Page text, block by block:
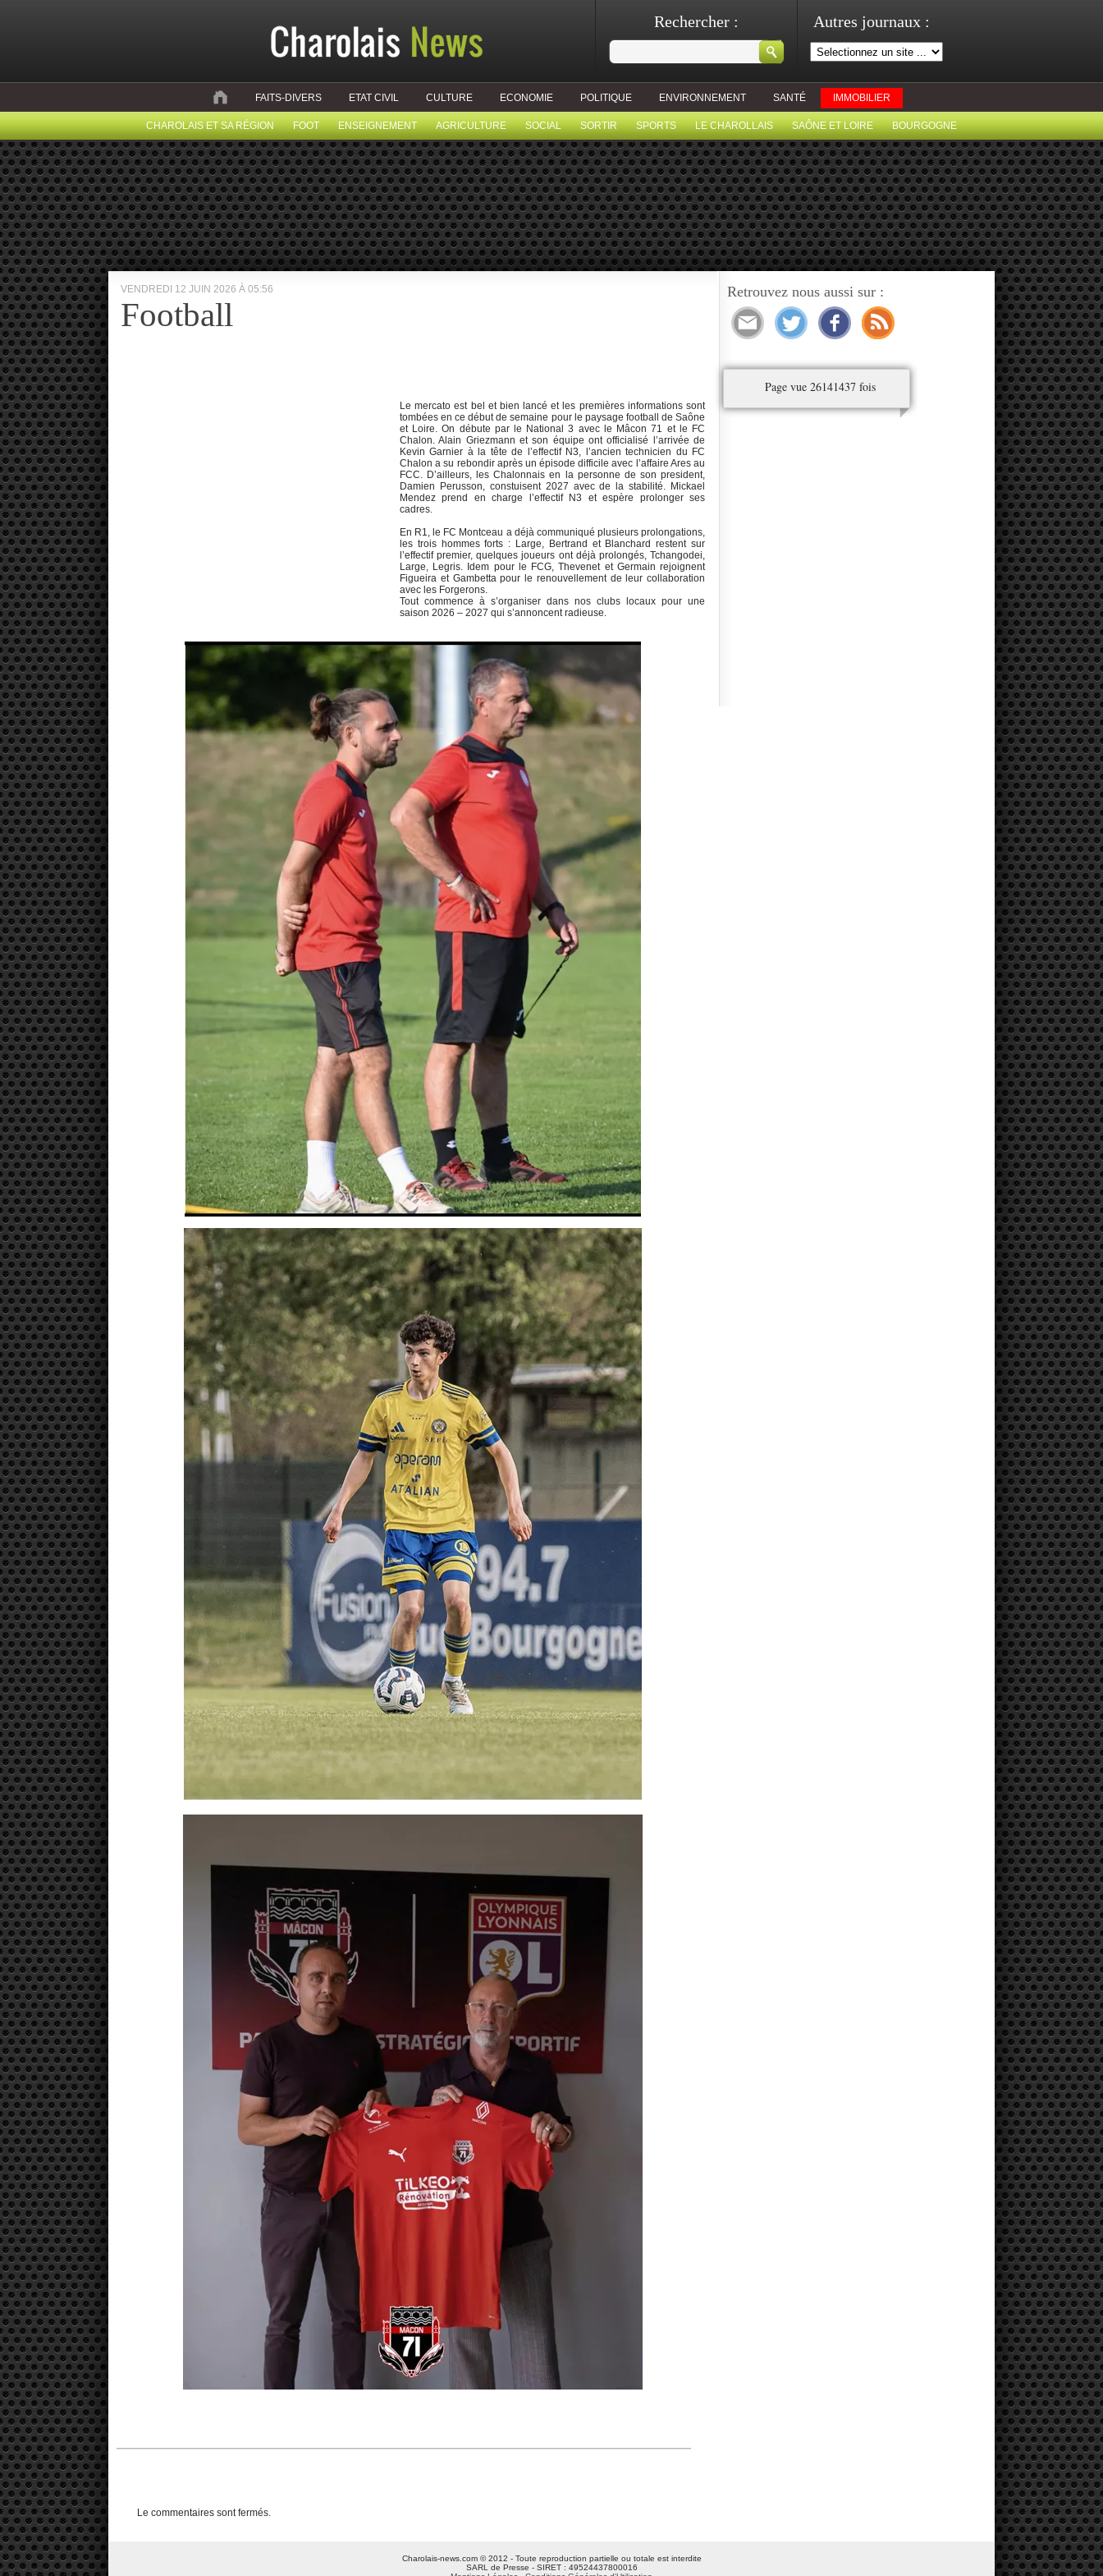
Autres journaux :
Rechercher :
FAITS-DIVERS ETAT CIVIL CULTURE ECONOMIE POLITIQUE ENVIRONNEMENT SANTÉ IMMOBILIER
CHAROLAIS ET SA RÉGION FOOT ENSEIGNEMENT AGRICULTURE SOCIAL SORTIR SPORTS LE CHAROLLAIS SAÔNE ET LOIRE BOURGOGNE
VENDREDI 12 JUIN 2026 À 05:56
Football
Le mercato est bel et bien lancé et les premières informations sont
tombées en ce début de semaine pour le paysage football de Saône
et Loire. On débute par le National 3 avec le Mâcon 71 et le FC
Chalon. Alain Griezmann et son équipe ont officialisé l’arrivée de
Kevin Garnier à la tête de l’effectif N3, l’ancien technicien du FC
Chalon a su rebondir après un épisode difficile avec l’affaire Ares au
FCC. D’ailleurs, les Chalonnais en la personne de son president,
Damien Perusson, constuisent 2027 avec de la stabilité. Mickael
Mendez prend en charge l’effectif N3 et espère prolonger ses
cadres.
En R1, le FC Montceau a déjà communiqué plusieurs prolongations,
les trois hommes forts : Large, Bertrand et Blanchard restent sur
l’effectif premier, quelques joueurs ont déjà prolongés, Tchangodei,
Large, Legris. Idem pour le FCG, Thevenet et Germain rejoignent
Figueira et Gambetta pour le renouvellement de leur collaboration
avec les Forgerons.
Tout commence à s’organiser dans nos clubs locaux pour une
saison 2026 – 2027 qui s’annoncent radieuse.
Le commentaires sont fermés.
Retrouvez nous aussi sur :
Page vue 26141437 fois
Charolais-news.com © 2012 - Toute reproduction partielle ou totale est interdite
SARL de Presse - SIRET : 49524437800016